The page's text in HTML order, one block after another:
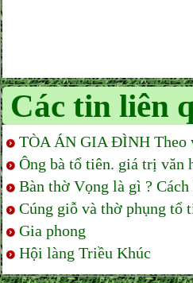
Các tin liên
TÒA ÁN GIA ĐÌNH Theo
Ông bà tổ tiên. giá trị văn
Bàn thờ Vọng là gì ?
Cúng giỗ và thờ phụng tổ
Gia phong
Hội làng Triều Khúc